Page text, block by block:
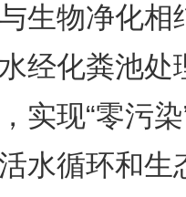
生物净化相
经化粪池处
实现“零污
水循环和生